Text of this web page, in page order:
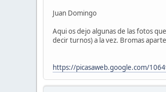
Juan Domingo
Aqui os dejo algunas de las fotos
decir turnos) a la vez. Bromas
https://picasaweb.google.com/